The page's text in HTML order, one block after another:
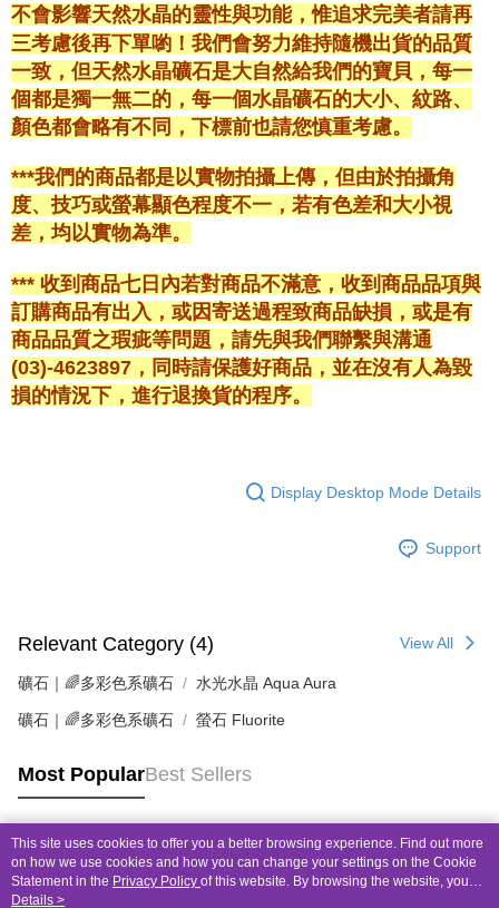
不會影響天然水晶的靈性與功能，惟追求完美者請再
三考慮後再下單喲！我們會努力維持隨機出貨的品質
一致，但天然水晶礦石是大自然給我們的寶貝，每一
個都是獨一無二的，每一個水晶礦石的大小、紋路、
顏色都會略有不同，下標前也請您慎重考慮。
***我們的商品都是以實物拍攝上傳，但由於拍攝角
度、技巧或螢幕顯色程度不一，若有色差和大小視
差，均以實物為準。
*** 收到商品七日內若對商品不滿意，收到商品品項與
訂購商品有出入，或因寄送過程致商品缺損，或是有
商品品質之瑕疵等問題，請先與我們聯繫與溝通
(03)-4623897，同時請保護好商品，並在沒有人為毀
損的情況下，進行退換貨的程序。
Display Desktop Mode Details
Support
Relevant Category (4) View All
礦石｜🌈多彩色系礦石 水光水晶 Aqua Aura
礦石｜🌈多彩色系礦石 螢石 Fluorite
Most PopularBest Sellers
Popular Tags
This site uses cookies to offer you a better browsing experience. Find out more
on how we use cookies and how you can change your settings on the Cookie
Statement in the Privacy Policy of this website. By browsing the website, you
agree to our use of cookies as described in our Cookie Statement.
Details >